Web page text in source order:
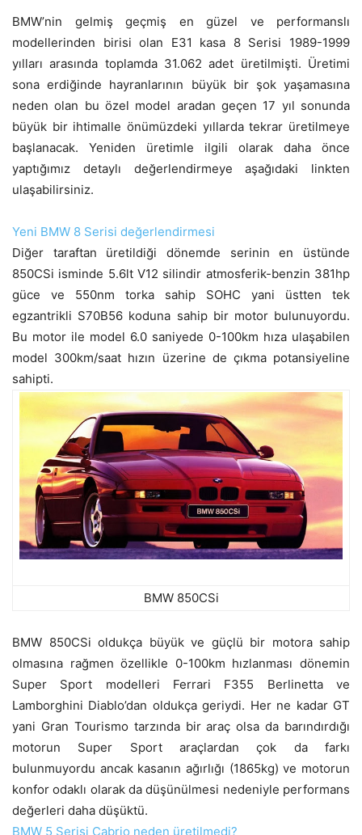
BMW’nin gelmiş geçmiş en güzel ve performanslı
modellerinden birisi olan E31 kasa 8 Serisi 1989-1999
yılları arasında toplamda 31.062 adet üretilmişti. Üretimi
sona erdiğinde hayranlarının büyük bir şok yaşamasına
neden olan bu özel model aradan geçen 17 yıl sonunda
büyük bir ihtimalle önümüzdeki yıllarda tekrar üretilmeye
başlanacak. Yeniden üretimle ilgili olarak daha önce
yaptığımız detaylı değerlendirmeye aşağıdaki linkten
ulaşabilirsiniz.
Yeni BMW 8 Serisi değerlendirmesi
Diğer taraftan üretildiği dönemde serinin en üstünde
850CSi isminde 5.6lt V12 silindir atmosferik-benzin 381hp
güce ve 550nm torka sahip SOHC yani üstten tek
egzantrikli S70B56 koduna sahip bir motor bulunuyordu.
Bu motor ile model 6.0 saniyede 0-100km hıza ulaşabilen
model 300km/saat hızın üzerine de çıkma potansiyeline
sahipti.
BMW 850CSi
BMW 850CSi oldukça büyük ve güçlü bir motora sahip
olmasına rağmen özellikle 0-100km hızlanması dönemin
Super Sport modelleri Ferrari F355 Berlinetta ve
Lamborghini Diablo’dan oldukça geriydi. Her ne kadar GT
yani Gran Tourismo tarzında bir araç olsa da barındırdığı
motorun Super Sport araçlardan çok da farkı
bulunmuyordu ancak kasanın ağırlığı (1865kg) ve motorun
konfor odaklı olarak da düşünülmesi nedeniyle performans
değerleri daha düşüktü.
BMW 5 Serisi Cabrio neden üretilmedi?